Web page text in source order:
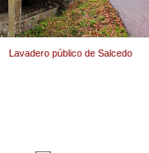
Lavadero público de Salcedo